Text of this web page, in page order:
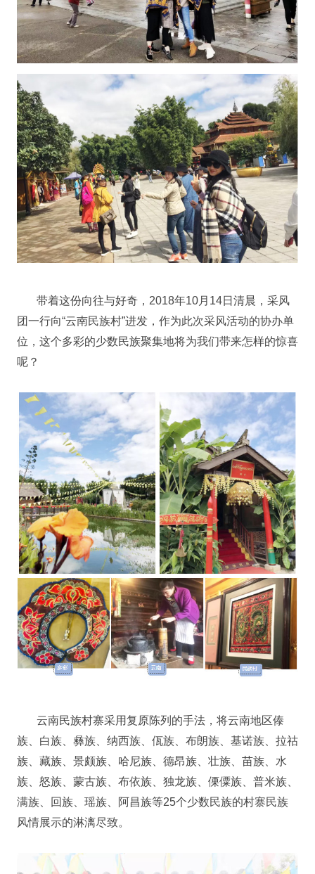
带着这份向往与好奇，2018年10月14日清晨，采风
团一行向“云南民族村”进发，作为此次采风活动的协办单
位，这个多彩的少数民族聚集地将为我们带来怎样的惊喜
呢？
云南民族村寨采用复原陈列的手法，将云南地区傣
族、白族、彝族、纳西族、佤族、布朗族、基诺族、拉祜
族、藏族、景颇族、哈尼族、德昂族、壮族、苗族、水
族、怒族、蒙古族、布依族、独龙族、傈僳族、普米族、
满族、回族、瑶族、阿昌族等25个少数民族的村寨民族
风情展示的淋漓尽致。